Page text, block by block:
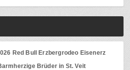
Red Bull Erzbergrodeo Eisenerz
Brüder in St. Veit